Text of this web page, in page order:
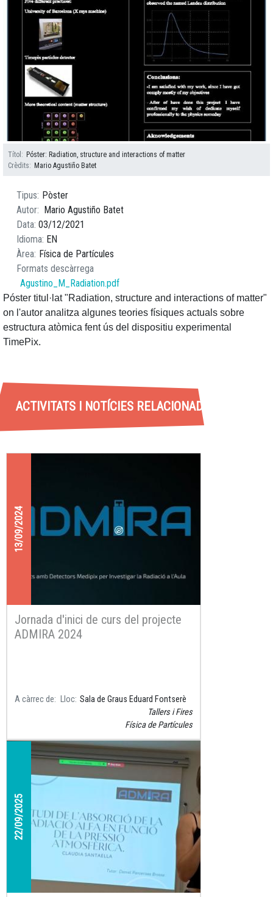
Títol
Póster: Radiation, structure and interactions of matter
Crèdits
Mario Agustiño Batet
Tipus
Pòster
Autor
Mario Agustiño Batet
Data 03/12/2021
Idioma EN
Àrea Física de Partícules
Formats descàrrega
Agustino_M_Radiation.pdf
Póster titul·lat "Radiation, structure and interactions of matter"
on l'autor analitza algunes teories físiques actuals sobre
estructura atòmica fent ús del dispositiu experimental
TimePix.
ACTIVITATS I NOTÍCIES RELACIONADES
13/09/2024
Jornada d'inici de curs del projecte
ADMIRA 2024
A càrrec de Lloc Sala de Graus Eduard Fontserè
Tallers i Fires
Física de Partícules
22/09/2025